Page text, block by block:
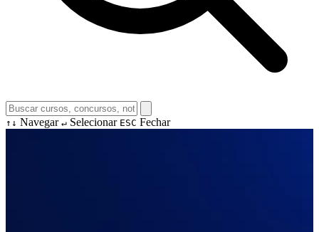
↑↓ Navegar ↵ Selecionar ESC Fechar